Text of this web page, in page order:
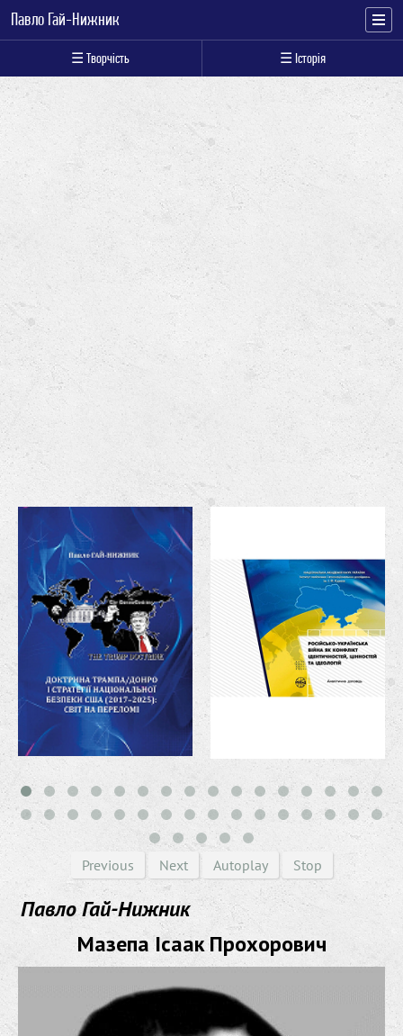
Павло Гай-Нижник
☰ Творчість ☰ Історія
Previous Next Autoplay Stop
Павло Гай-Нижник
Мазепа Ісаак Прохорович